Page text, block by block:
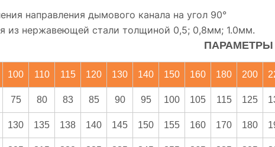
направления дымового канала на угол 90°
из нержавеющей стали толщиной 0,5; 0,8мм; 1.0мм.
ПАРАМЕТРЫ
100 110 115 120 130 140 150 160 180 200
75 80 83 85 90 95 100 105 115 125
130 135 138 140 145 150 155 160 170 180